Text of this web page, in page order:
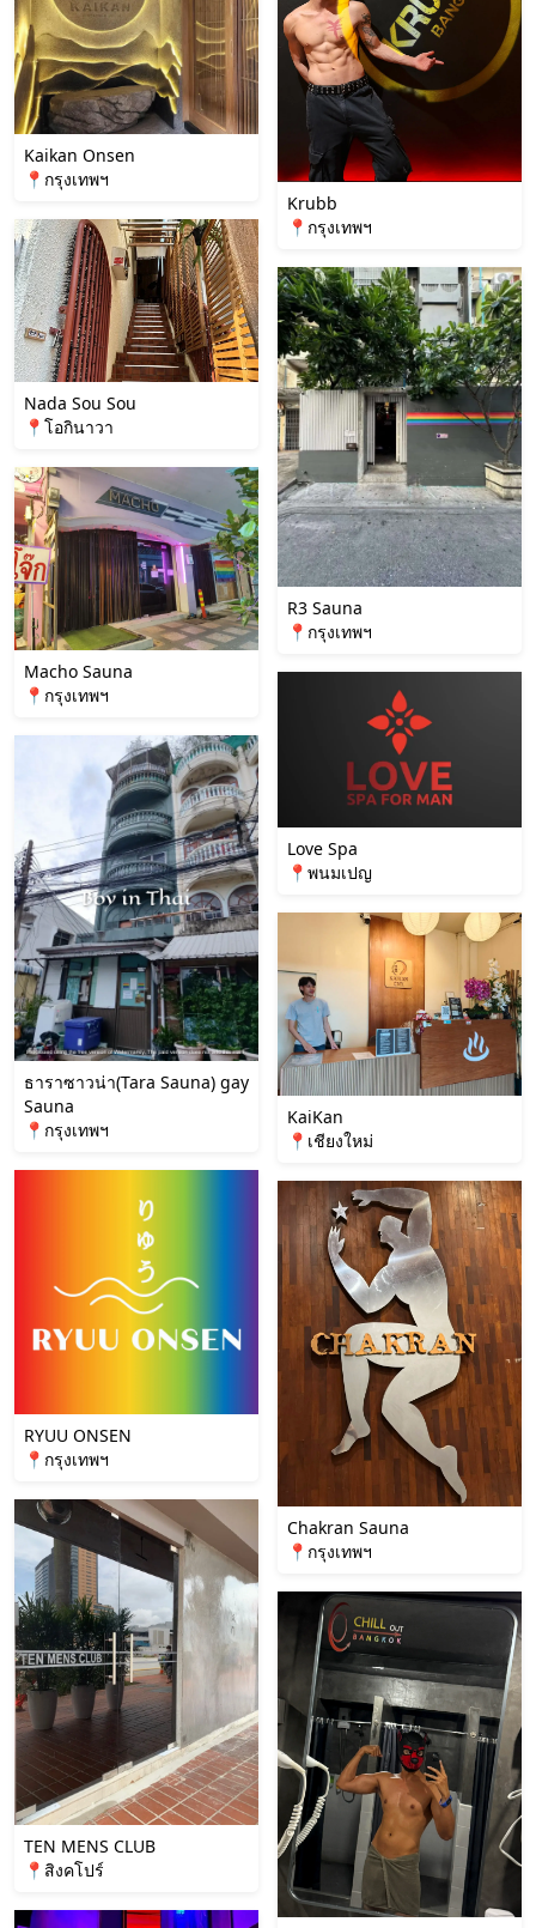
Kaikan Onsen
📍กรุงเทพฯ
Nada Sou Sou
📍โอกินาวา
Macho Sauna
📍กรุงเทพฯ
ธาราซาวน่า(Tara Sauna) gay
Sauna
📍กรุงเทพฯ
RYUU ONSEN
📍กรุงเทพฯ
TEN MENS CLUB
📍สิงคโปร์
Krubb
📍กรุงเทพฯ
R3 Sauna
📍กรุงเทพฯ
Love Spa
📍พนมเปญ
KaiKan
📍เชียงใหม่
Chakran Sauna
📍กรุงเทพฯ